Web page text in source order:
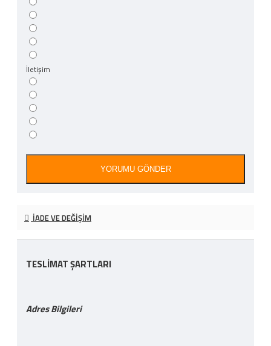
İletişim
YORUMU GÖNDER
İADE VE DEĞIŞIM
TESLİMAT ŞARTLARI
Adres Bilgileri